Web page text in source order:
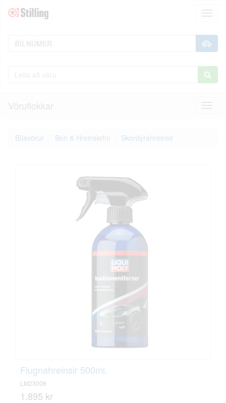
Vöruflokkar
Bílavörur Bón & Hreinsiefni Skordýrahreinsir
Flugnahreinsir 500ml.
LM23008
1.895 kr